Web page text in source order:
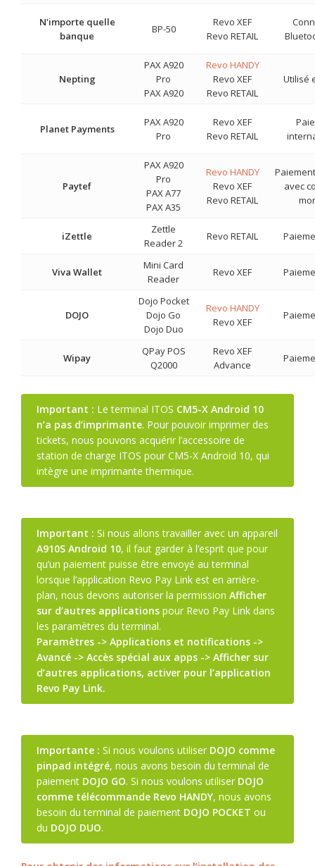
N'importe quelle
banque
BP-50
Revo XEF
Revo RETAIL
Nepting
PAX A920
Pro
PAX A920
Revo HANDY
Revo XEF
Revo RETAIL
Utilisé
Planet Payments
PAX A920
Pro
Revo XEF
Revo RETAIL
Paytef
PAX A920
Pro
PAX A77
PAX A35
Revo HANDY
Revo XEF
Revo RETAIL
avec
iZettle
Zettle
Reader 2
Revo RETAIL
Viva Wallet
Mini Card
Reader
Revo XEF
DOJO
Dojo Pocket
Dojo Go
Dojo Duo
Revo HANDY
Revo XEF
Wipay
QPay POS
Q2000
Revo XEF
Advance
Important : Le terminal ITOS CM5-X Android 10
n’a pas d’imprimante. Pour pouvoir imprimer des
tickets, nous pouvons acquérir l’accessoire de
station de charge ITOS pour CM5-X Android 10, qui
intègre une imprimante thermique.
Important : Si nous allons travailler avec un appareil
A910S Android 10, il faut garder à l’esprit que pour
qu’un paiement puisse être envoyé au terminal
lorsque l’application Revo Pay Link est en arrière-
plan, nous devons autoriser la permission Afficher
sur d’autres applications pour Revo Pay Link dans
les paramètres du terminal.
Paramètres -> Applications et notifications ->
Avancé -> Accès spécial aux apps -> Afficher sur
d’autres applications, activer pour l’application
Revo Pay Link.
Importante : Si nous voulons utiliser DOJO comme
pinpad intégré, nous avons besoin du terminal de
paiement DOJO GO. Si nous voulons utiliser DOJO
comme télécommande Revo HANDY, nous avons
besoin du terminal de paiement DOJO POCKET ou
du DOJO DUO.